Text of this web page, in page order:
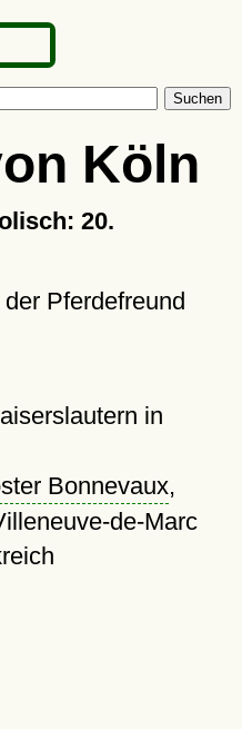
Suchen
Köln
20.
der Pferdefreund
in
Bonnevaux,
de-Marc